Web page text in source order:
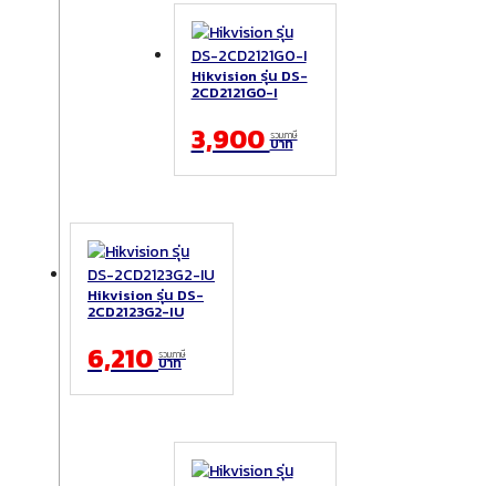
Hikvision รุ่น DS-
2CD2121G0-I
3,900รวมภาษี
บาท
Hikvision รุ่น DS-
2CD2123G2-IU
6,210 รวมภาษี
บาท